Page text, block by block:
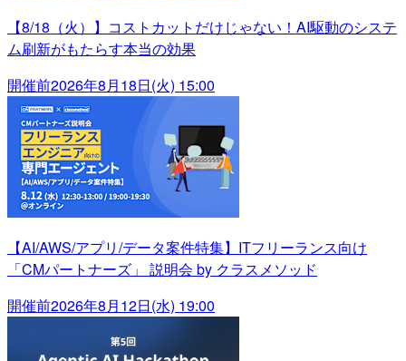
【8/18（火）】コストカットだけじゃない！AI駆動のシステ
ム刷新がもたらす本当の効果
開催前2026年8月18日(火) 15:00
【AI/AWS/アプリ/データ案件特集】ITフリーランス向け
「CMパートナーズ」 説明会 by クラスメソッド
開催前2026年8月12日(水) 19:00